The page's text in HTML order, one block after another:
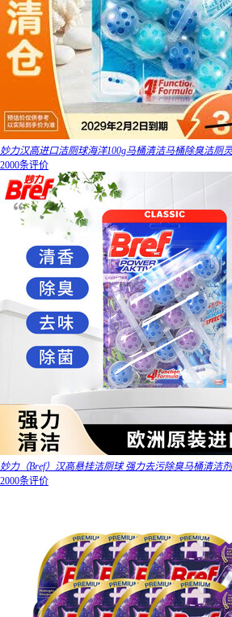
妙力汉高进口洁厕球海洋100g马桶清洁马桶除臭洁厕
2000条评价
妙力（Bref）汉高悬挂洁厕球 强力去污除臭马桶清洁
2000条评价